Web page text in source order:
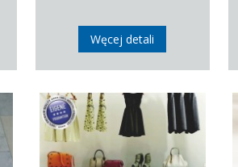
Węcej detali